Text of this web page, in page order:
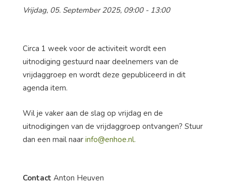
Vrijdag, 05. September 2025, 09:00 - 13:00
Circa 1 week voor de activiteit wordt een
uitnodiging gestuurd naar deelnemers van de
vrijdaggroep en wordt deze gepubliceerd in dit
agenda item.
Wil je vaker aan de slag op vrijdag en de
uitnodigingen van de vrijdaggroep ontvangen? Stuur
dan een mail naar info@enhoe.nl.
Contact Anton Heuven